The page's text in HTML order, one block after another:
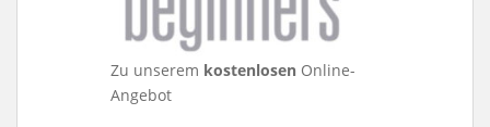
Zu unserem kostenlosen Online-
Angebot